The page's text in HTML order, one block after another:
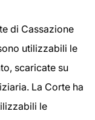
di Cassazione
utilizzabili le
scaricate su
La Corte ha
le